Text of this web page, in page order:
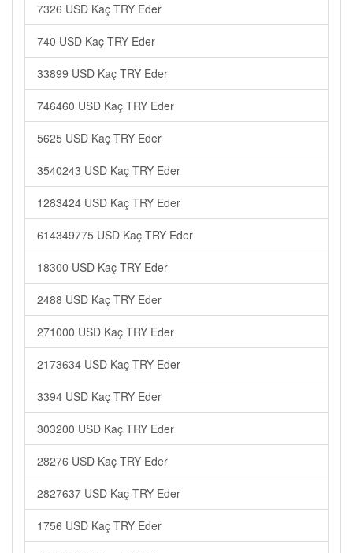
7326 USD Kaç TRY Eder
740 USD Kaç TRY Eder
33899 USD Kaç TRY Eder
746460 USD Kaç TRY Eder
5625 USD Kaç TRY Eder
3540243 USD Kaç TRY Eder
1283424 USD Kaç TRY Eder
614349775 USD Kaç TRY Eder
18300 USD Kaç TRY Eder
2488 USD Kaç TRY Eder
271000 USD Kaç TRY Eder
2173634 USD Kaç TRY Eder
3394 USD Kaç TRY Eder
303200 USD Kaç TRY Eder
28276 USD Kaç TRY Eder
2827637 USD Kaç TRY Eder
1756 USD Kaç TRY Eder